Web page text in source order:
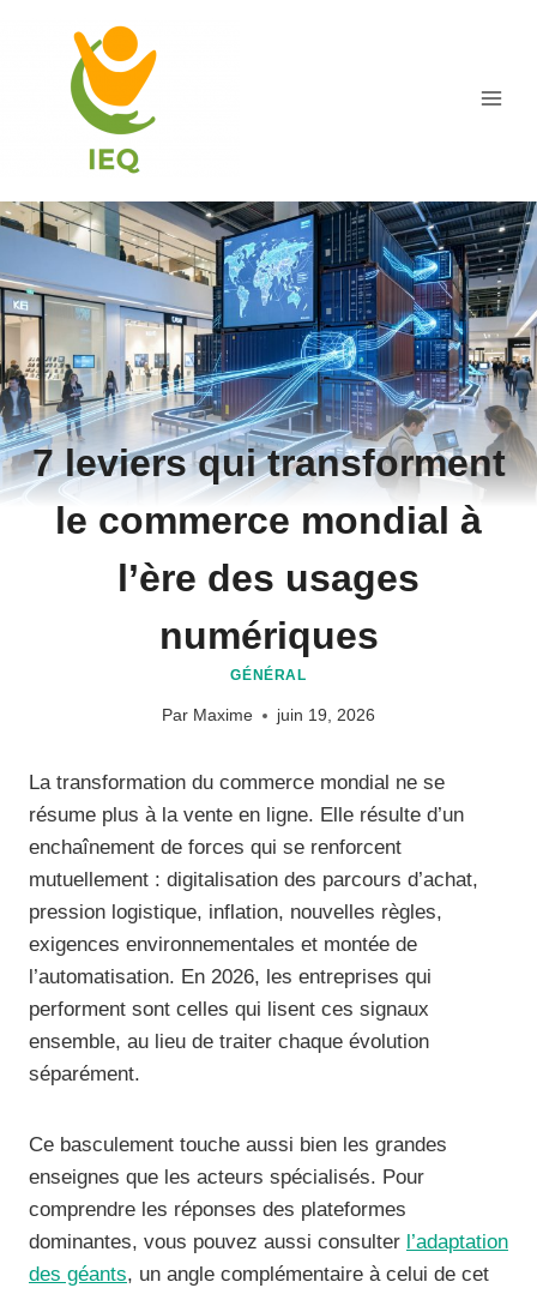
7 leviers qui transforment
le commerce mondial à
l’ère des usages
numériques
GÉNÉRAL
Par Maxime juin 19, 2026
La transformation du commerce mondial ne se
résume plus à la vente en ligne. Elle résulte d’un
enchaînement de forces qui se renforcent
mutuellement : digitalisation des parcours d’achat,
pression logistique, inflation, nouvelles règles,
exigences environnementales et montée de
l’automatisation. En 2026, les entreprises qui
performent sont celles qui lisent ces signaux
ensemble, au lieu de traiter chaque évolution
séparément.
Ce basculement touche aussi bien les grandes
enseignes que les acteurs spécialisés. Pour
comprendre les réponses des plateformes
dominantes, vous pouvez aussi consulter l’adaptation
des géants, un angle complémentaire à celui de cet